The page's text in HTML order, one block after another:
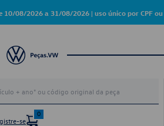
10/08/2026 a 31/08/2026 | uso único por CPF ou
se
0